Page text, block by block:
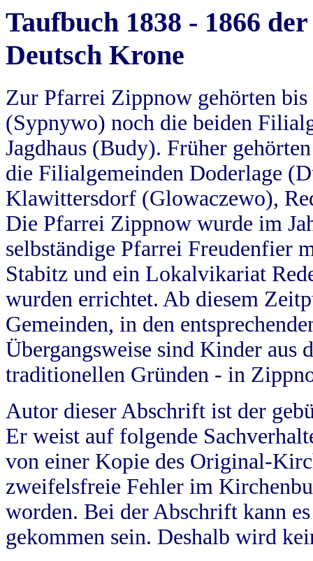
Taufbuch 1838 - 1866
Deutsch Krone
Zur Pfarrei Zippnow gehörten
(Sypnywo) noch die beiden
Jagdhaus (Budy). Früher
die Filialgemeinden Doderlage
Klawittersdorf (Glowaczewo),
Die Pfarrei Zippnow wurde im
selbständige Pfarrei Freudenfier
Stabitz und ein Lokalvikariat
wurden errichtet. Ab diesem
Gemeinden, in den
Übergangsweise sind Kinder aus
traditionellen Gründen - in
Autor dieser Abschrift ist der
Er weist auf folgende
von einer Kopie des Original-
zweifelsfreie Fehler im
worden. Bei der Abschrift kann
gekommen sein. Deshalb wird